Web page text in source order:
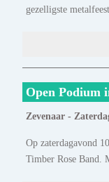
gezelligste
Open Podium
Zevenaar -
Op zaterdagavond
Timber Rose Band.